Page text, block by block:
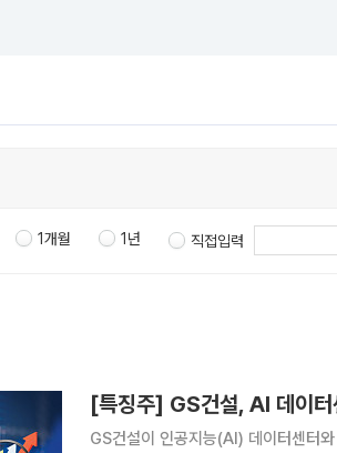
1개월 1년 직접입력
[특징주] GS건설, AI 데이터
GS건설이 인공지능(AI) 데이터센터와